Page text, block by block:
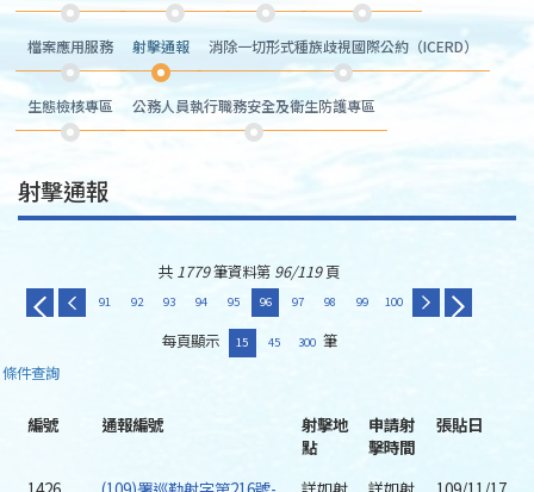
檔案應用服務 射擊通報 消除一切形式種族歧視國際公約（ICERD）
生態檢核專區 公務人員執行職務安全及衛生防護專區
射擊通報
共 1779筆資料第 96/119頁
91 92 93 94 95 96 97 98 99 100
每頁顯示 15 45 300 筆
條件查詢
編號 通報編號
射擊地
點
申請射
擊時間
張貼日